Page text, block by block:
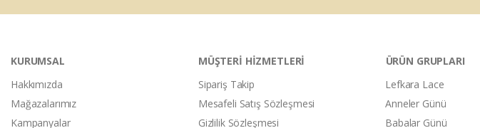
KURUMSAL
Hakkımızda
Mağazalarımız
Kampanyalar
MÜŞTERİ HİZMETLERİ
Sipariş Takip
Mesafeli Satış Sözleşmesi
Gizlilik Sözleşmesi
ÜRÜN GRUPLARI
Lefkara Lace
Anneler Günü
Babalar Günü